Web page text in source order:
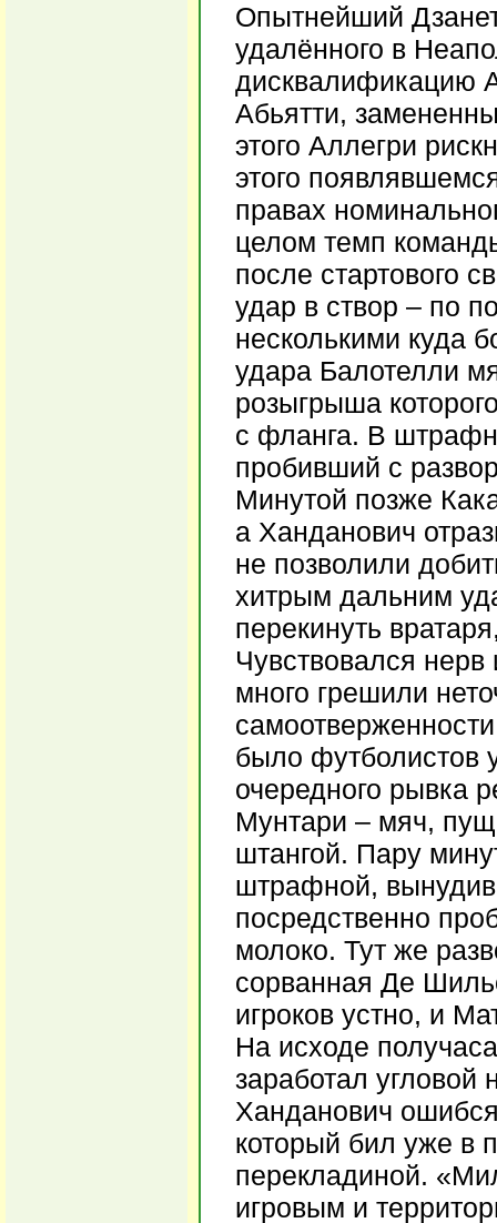
Опытнейший
удалённого в
дисквалификацию
Абьятти,
этого Аллегри
этого
правах
целом темп
после стартового
удар в створ – по
несколькими куда
удара Балотелли
розыгрыша
с фланга. В
пробивший с
Минутой позже
а Ханданович
не позволили
хитрым дальним
перекинуть
Чувствовался
много грешили
было футболистов
очередного рывка
Мунтари – мяч,
штангой. Пару
штрафной,
посредственно
молоко. Тут же
сорванная Де
игроков устно, и
На исходе
заработал
Ханданович
который бил уже в
перекладиной.
игровым и